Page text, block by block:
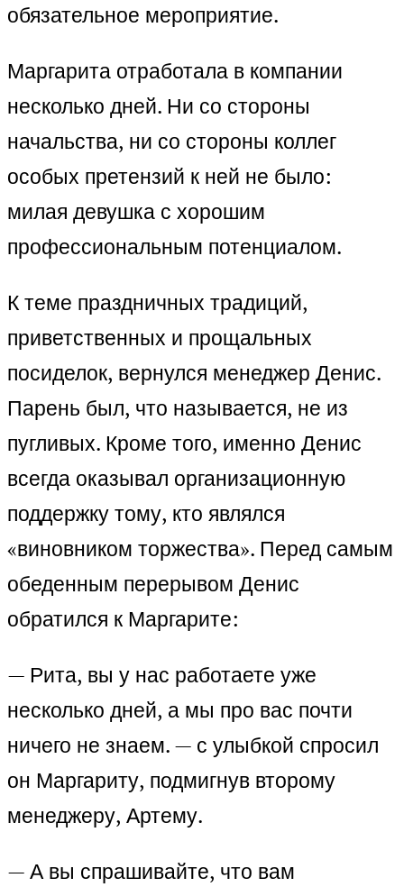
обязательное мероприятие.
Маргарита отработала в компании
несколько дней. Ни со стороны
начальства, ни со стороны коллег
особых претензий к ней не было:
милая девушка с хорошим
профессиональным потенциалом.
К теме праздничных традиций,
приветственных и прощальных
посиделок, вернулся менеджер Денис.
Парень был, что называется, не из
пугливых. Кроме того, именно Денис
всегда оказывал организационную
поддержку тому, кто являлся
«виновником торжества». Перед самым
обеденным перерывом Денис
обратился к Маргарите:
— Рита, вы у нас работаете уже
несколько дней, а мы про вас почти
ничего не знаем. — с улыбкой спросил
он Маргариту, подмигнув второму
менеджеру, Артему.
— А вы спрашивайте, что вам